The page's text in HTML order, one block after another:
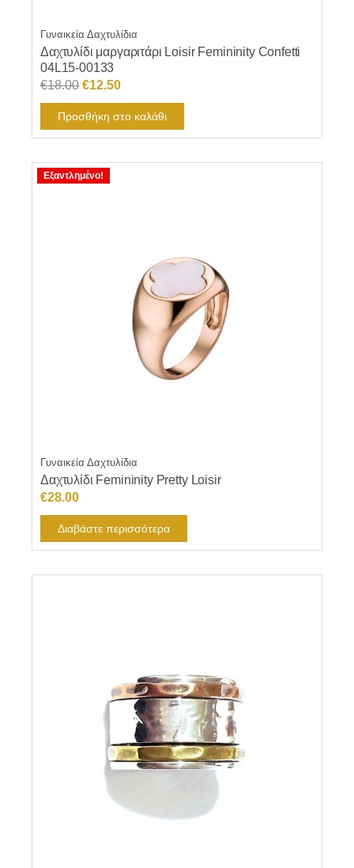
Γυναικεία Δαχτυλίδια
Δαχτυλίδι μαργαριτάρι Loisir Femininity Confetti
04L15-00133
€18.00 Original
price
was:
€18.00.
€12.50Η
τρέχουσα
τιμή
είναι:
€12.50.
Προσθήκη στο καλάθι
Εξαντλημένο!
Γυναικεία Δαχτυλίδια
Δαχτυλίδι Femininity Pretty Loisir
€28.00
Διαβάστε περισσότερα